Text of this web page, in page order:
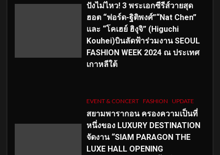
ปังไม่ไหว! 3 พระเอกซีรีส์วายสุด
ฮอต “ฟอร์ด-ฐิติพงศ์”“Nat Chen”
และ “โคเฮย์ ฮิงุจิ” (Higuchi
Kouhei)บินลัดฟ้าร่วมงาน SEOUL
FASHION WEEK 2024 ณ ประเทศ
เกาหลีใต้
EVENT & CONCERT FASHION UPDATE
สยามพารากอน ครองความเป็นที่
หนึ่งของ LUXURY DESTINATION
จัดงาน “SIAM PARAGON THE
LUXE HALL OPENING